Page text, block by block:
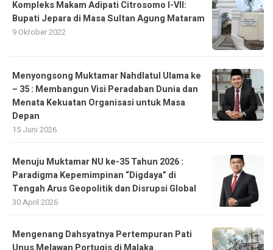
Kompleks Makam Adipati Citrosomo I-VII:
Bupati Jepara di Masa Sultan Agung Mataram
9 Oktober 2022
Menyongsong Muktamar Nahdlatul Ulama ke
– 35 : Membangun Visi Peradaban Dunia dan
Menata Kekuatan Organisasi untuk Masa
Depan
15 Juni 2026
Menuju Muktamar NU ke-35 Tahun 2026 :
Paradigma Kepemimpinan “Digdaya” di
Tengah Arus Geopolitik dan Disrupsi Global
30 April 2026
Mengenang Dahsyatnya Pertempuran Pati